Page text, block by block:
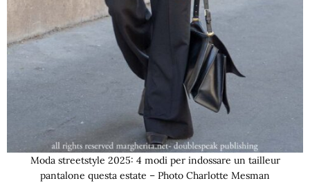
Moda streetstyle 2025: 4 modi per indossare un tailleur
pantalone questa estate – Photo Charlotte Mesman